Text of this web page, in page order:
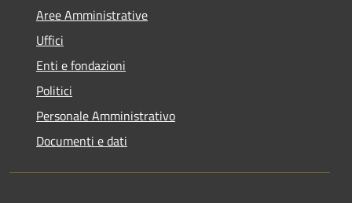
Aree Amministrative
Uffici
Enti e fondazioni
Politici
Personale Amministrativo
Documenti e dati